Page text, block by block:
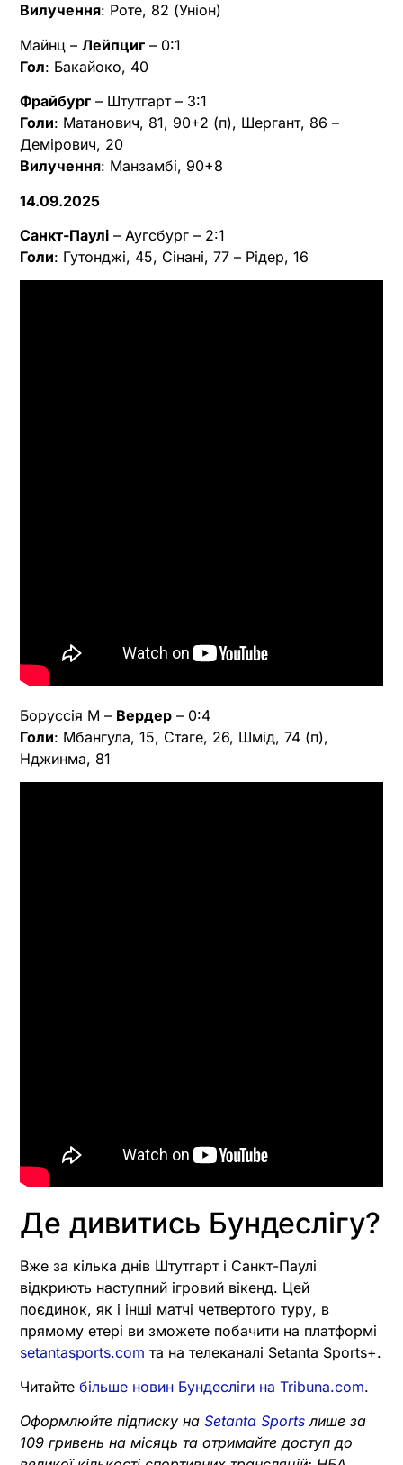
Вилучення: Роте, 82 (Уніон)
Майнц – Лейпциг – 0:1
Гол: Бакайоко, 40
Фрайбург – Штутгарт – 3:1
Голи: Матанович, 81, 90+2 (п), Шергант, 86 –
Демірович, 20
Вилучення: Манзамбі, 90+8
14.09.2025
Санкт-Паулі – Аугсбург – 2:1
Голи: Гутонджі, 45, Сінані, 77 – Рідер, 16
Боруссія М – Вердер – 0:4
Голи: Мбангула, 15, Стаге, 26, Шмід, 74 (п),
Нджинма, 81
Де дивитись Бундеслігу?
Вже за кілька днів Штутгарт і Санкт-Паулі
відкриють наступний ігровий вікенд. Цей
поєдинок, як і інші матчі четвертого туру, в
прямому етері ви зможете побачити на платформі
setantasports.com та на телеканалі Setanta Sports+.
Читайте більше новин Бундесліги на Tribuna.com.
Оформлюйте підписку на Setanta Sports лише за
109 гривень на місяць та отримайте доступ до